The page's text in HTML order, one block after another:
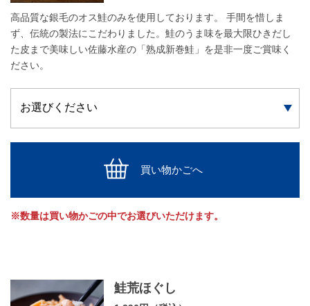
高品質な銀毛のオス鮭のみを使用しております。 手間を惜しま
ず、伝統の製法にこだわりました。鮭のうま味を最大限ひきだし
た皮まで美味しい佐藤水産の「熟成新巻鮭」を是非一度ご賞味く
ださい。
買い物かごへ
※数量は買い物かごの中でお選びいただけます。
鮭荒ほぐし